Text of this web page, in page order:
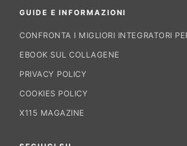
GUIDE E INFORMAZIONI
CONFRONTA I MIGLIORI INTEGRATORI
EBOOK SUL COLLAGENE
PRIVACY POLICY
COOKIES POLICY
X115 MAGAZINE